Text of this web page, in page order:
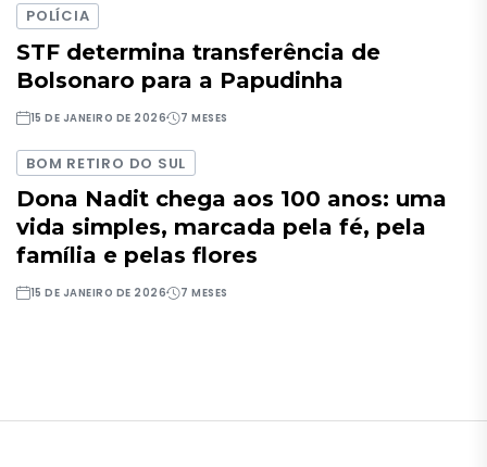
POLÍCIA
STF determina transferência de
Bolsonaro para a Papudinha
15 DE JANEIRO DE 2026 7 MESES
BOM RETIRO DO SUL
Dona Nadit chega aos 100 anos: uma
vida simples, marcada pela fé, pela
família e pelas flores
15 DE JANEIRO DE 2026 7 MESES